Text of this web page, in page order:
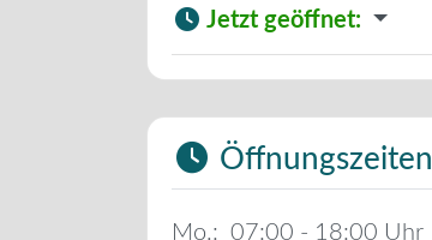
Jetzt geöffnet:
Öffnungszeiten
Mo.: 07:00 - 18:00